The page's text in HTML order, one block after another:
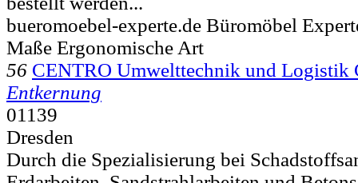
bueromoebel-experte.de Büromöbel
Maße Ergonomische Art
56 CENTRO Umwelttechnik und Logistik
Entkernung
01139
Dresden
Durch die Spezialisierung bei